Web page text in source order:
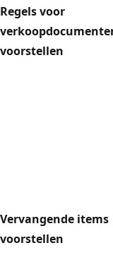
Regels voor
voorstellen
Vervangende items
voorstellen